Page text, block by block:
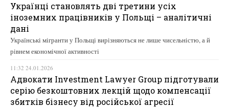
Українці становлять дві третини усіх
іноземних працівників у Польщі – аналітичні
дані
Українські мігранти у Польщі вирізняються не лише чисельністю, а й
рівнем економічної активності
11:32 24.01.2026
Адвокати Investment Lawyer Group підготували
серію безкоштовних лекцій щодо компенсації
збитків бізнесу від російської агресії